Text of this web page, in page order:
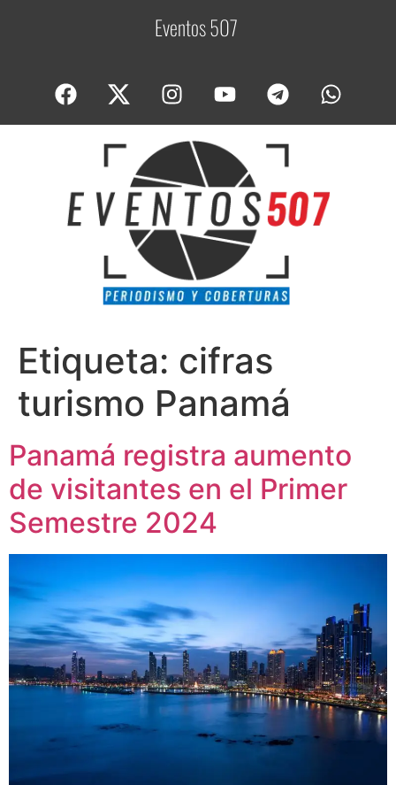
Eventos 507C
Etiqueta: cifras
turismo Panamá
Panamá registra aumento
de visitantes en el Primer
Semestre 2024